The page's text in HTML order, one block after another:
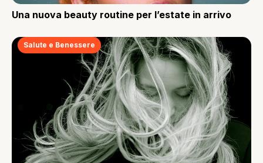
Una nuova beauty routine per l’estate in arrivo
Salute e Benessere